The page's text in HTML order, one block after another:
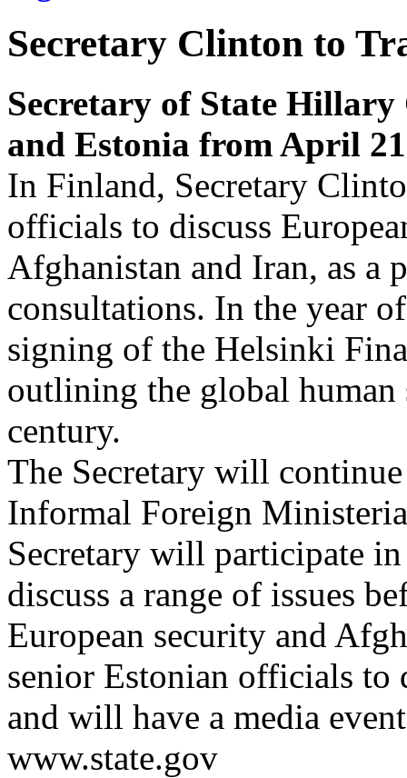
Secretary Clinton to
Secretary of State
and Estonia from April
In Finland, Secretary
officials to discuss
Afghanistan and Iran, as a
consultations. In the year
signing of the Helsinki
outlining the global human
century.
The Secretary will
Informal Foreign
Secretary will participate
discuss a range of issues
European security and
senior Estonian officials to
and will have a media
www.state.gov